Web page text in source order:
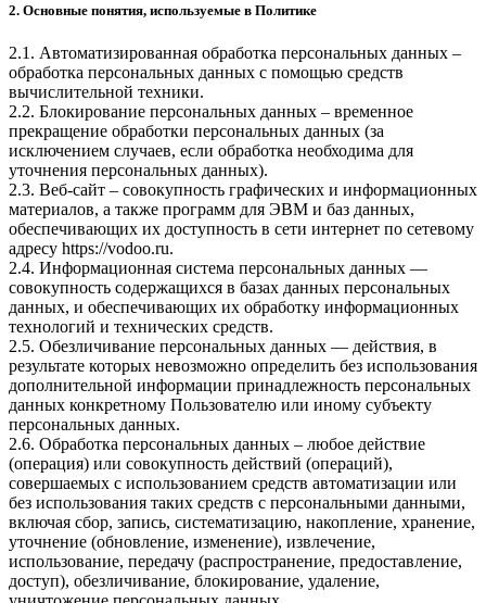
2. Основные понятия, используемые в Политике
2.1. Автоматизированная обработка персональных данных –
обработка персональных данных с помощью средств
вычислительной техники.
2.2. Блокирование персональных данных – временное
прекращение обработки персональных данных (за
исключением случаев, если обработка необходима для
уточнения персональных данных).
2.3. Веб-сайт – совокупность графических и информационных
материалов, а также программ для ЭВМ и баз данных,
обеспечивающих их доступность в сети интернет по сетевому
адресу https://vodoo.ru.
2.4. Информационная система персональных данных —
совокупность содержащихся в базах данных персональных
данных, и обеспечивающих их обработку информационных
технологий и технических средств.
2.5. Обезличивание персональных данных — действия, в
результате которых невозможно определить без использования
дополнительной информации принадлежность персональных
данных конкретному Пользователю или иному субъекту
персональных данных.
2.6. Обработка персональных данных – любое действие
(операция) или совокупность действий (операций),
совершаемых с использованием средств автоматизации или
без использования таких средств с персональными данными,
включая сбор, запись, систематизацию, накопление, хранение,
уточнение (обновление, изменение), извлечение,
использование, передачу (распространение, предоставление,
доступ), обезличивание, блокирование, удаление,